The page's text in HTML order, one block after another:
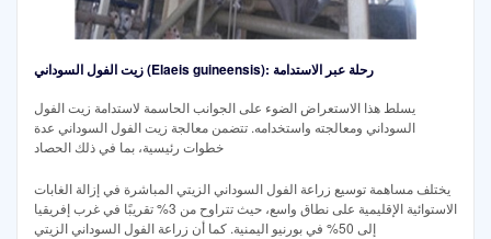
زيت الفول السوداني (Elaeis guineensis): رحلة عبر الاستدامة
يسلط هذا الاستعراض الضوء على الجوانب الحاسمة لاستدامة زيت الفول
السوداني ومعالجته واستخدامه. تتضمن معالجة زيت الفول السوداني عدة
خطوات رئيسية، بما في ذلك الحصاد
يختلف مساهمة توسيع زراعة الفول السوداني الزيتي المباشرة في إزالة الغابات
الاستوائية الإقليمية على نطاق واسع، حيث تتراوح من 3% تقريبًا في غرب إفريقيا
إلى 50% في بورنيو اليمنية. كما أن زراعة الفول السوداني الزيتي